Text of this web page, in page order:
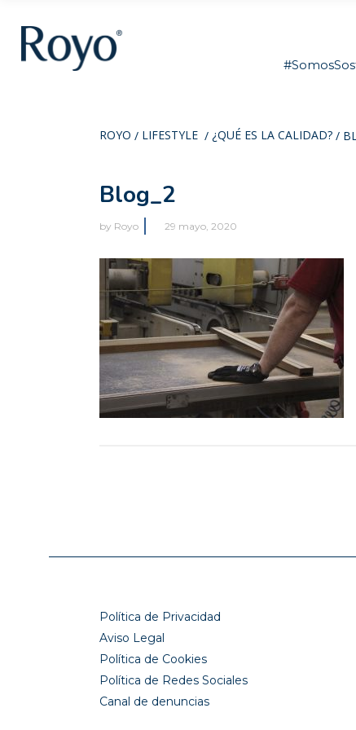
ROYO / LIFESTYLE / ¿QUÉ ES LA CALIDAD? /
Blog_2
by Royo 29 mayo, 2020
Política de Privacidad
Aviso Legal
Política de Cookies
Política de Redes Sociales
Canal de denuncias